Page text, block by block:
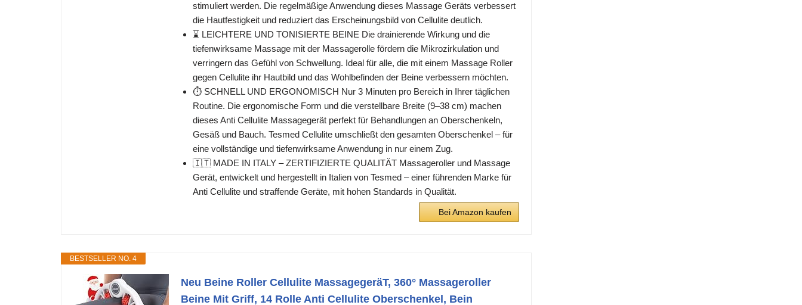
stimuliert werden. Die regelmäßige Anwendung dieses Massage Geräts verbessert
die Hautfestigkeit und reduziert das Erscheinungsbild von Cellulite deutlich.
⌛ LEICHTERE UND TONISIERTE BEINE Die drainierende Wirkung und die
tiefenwirksame Massage mit der Massagerolle fördern die Mikrozirkulation und
verringern das Gefühl von Schwellung. Ideal für alle, die mit einem Massage Roller
gegen Cellulite ihr Hautbild und das Wohlbefinden der Beine verbessern möchten.
⏱️ SCHNELL UND ERGONOMISCH Nur 3 Minuten pro Bereich in Ihrer täglichen
Routine. Die ergonomische Form und die verstellbare Breite (9–38 cm) machen
dieses Anti Cellulite Massagegerät perfekt für Behandlungen an Oberschenkeln,
Gesäß und Bauch. Tesmed Cellulite umschließt den gesamten Oberschenkel – für
eine vollständige und tiefenwirksame Anwendung in nur einem Zug.
🇮🇹 MADE IN ITALY – ZERTIFIZIERTE QUALITÄT Massageroller und Massage
Gerät, entwickelt und hergestellt in Italien von Tesmed – einer führenden Marke für
Anti Cellulite und straffende Geräte, mit hohen Standards in Qualität.
Bei Amazon kaufen
BESTSELLER NO. 4
Neu Beine Roller Cellulite MassagegeräT, 360° Massageroller
Beine Mit Griff, 14 Rolle Anti Cellulite Oberschenkel, Bein